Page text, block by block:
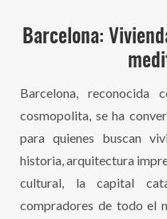
Barcelona:
Barcelona,
cosmopolita, se ha
para quienes buscan
historia, arquitectura
cultural, la capital
compradores de todo el